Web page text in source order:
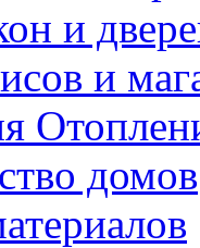
и
и
домов